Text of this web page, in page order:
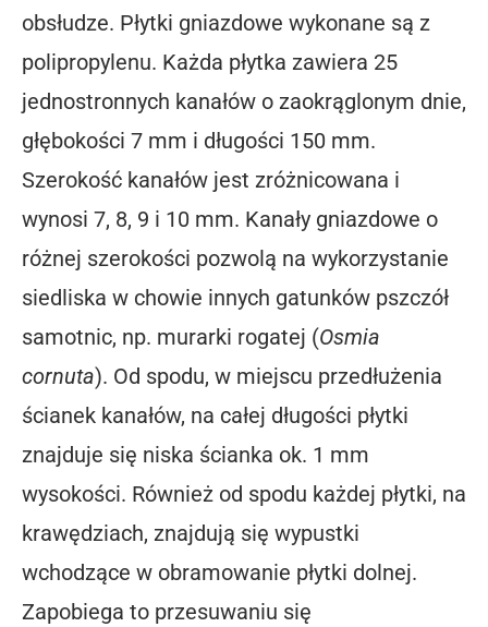
obsłudze. Płytki gniazdowe wykonane są z
polipropylenu. Każda płytka zawiera 25
jednostronnych kanałów o zaokrąglonym dnie,
głębokości 7 mm i długości 150 mm.
Szerokość kanałów jest zróżnicowana i
wynosi 7, 8, 9 i 10 mm. Kanały gniazdowe o
różnej szerokości pozwolą na wykorzystanie
siedliska w chowie innych gatunków pszczół
samotnic, np. murarki rogatej (Osmia
cornuta). Od spodu, w miejscu przedłużenia
ścianek kanałów, na całej długości płytki
znajduje się niska ścianka ok. 1 mm
wysokości. Również od spodu każdej płytki, na
krawędziach, znajdują się wypustki
wchodzące w obramowanie płytki dolnej.
Zapobiega to przesuwaniu się